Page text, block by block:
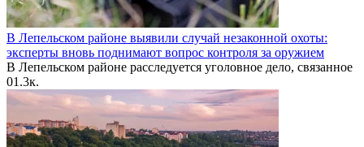
В Лепельском районе выявили случай незаконной охоты:
эксперты вновь поднимают вопрос контроля за оружием
В Лепельском районе расследуется уголовное дело, связанное
01.3к.